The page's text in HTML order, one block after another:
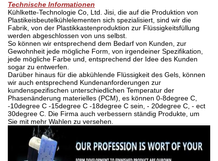
Technische Informationen
Kühlkette-Technologie Co, Ltd. Jisi, die auf die Produktion von
Plastikeisbeutelkühlelementen sich spezialisiert, sind wir die
Fabrik, von der Plastikkastenproduktion zur Flüssigkeitsfüllung
werden abgeschlossen von uns selbst.
So können wir entsprechend dem Bedarf von Kunden, zur
Gewohnheit jede mögliche Form, von irgendeiner Spezifikation,
jede mögliche Farbe und, entsprechend der Idee des Kunden
sogar zu entwerfen.
Darüber hinaus für die abkühlende Flüssigkeit des Gels, können
wir auch entsprechend Kundenanforderungen zur
kundenspezifischen unterschiedlichen Temperatur der
Phasenänderung materielles (PCM), es können 0-8degree C,
-10degree C -15degree C -18degree C sein, - 20degree C, - ect
30degree C. Die Firma auch verbessern ständig Produkte, um
Sie mit mehr Wahlen zu versehen.